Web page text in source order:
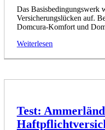
Das Basisbedingungswerk
Versicherungslücken auf.
Domcura-Komfort und
Weiterlesen
Test: